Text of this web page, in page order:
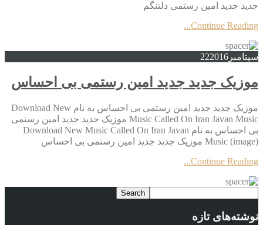
جدید جديد امین رستمی دلتنگم
Continue Reading...
سپتامبر 222016
موزیک جدید جديد امین رستمی بی احساس
موزیک جدید جديد امین رستمی بی احساس به نام Download New
Music Called On Iran Javan Music موزیک جدید جديد امین رستمی
بی احساس به نام Download New Music Called On Iran Javan
Music (image) موزیک جدید جديد امین رستمی بی احساس
Continue Reading...
نوشته‌های تازه